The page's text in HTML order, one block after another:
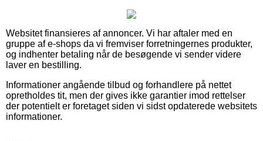
Websitet finansieres af annoncer. Vi har aftaler med en
gruppe af e-shops da vi fremviser forretningernes produkter,
og indhenter betaling når de besøgende vi sender videre
laver en bestilling.
Informationer angående tilbud og forhandlere på nettet
opretholdes tit, men der gives ikke garantier imod rettelser
der potentielt er foretaget siden vi sidst opdaterede websitets
informationer.